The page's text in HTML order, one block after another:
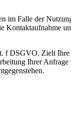
im Falle der
f DSGVO. Zielt
Ihrer